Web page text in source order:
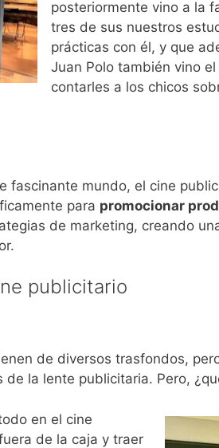
posteriormente vino a la
tres de sus nuestros
prácticas con él, y que
Juan Polo también vino
contarles a los chicos
fascinante mundo, el cine
para promocionar
de marketing, creando
publicitario
de diversos trasfondos,
la lente publicitaria. Pero,
en el cine
de la caja y traer